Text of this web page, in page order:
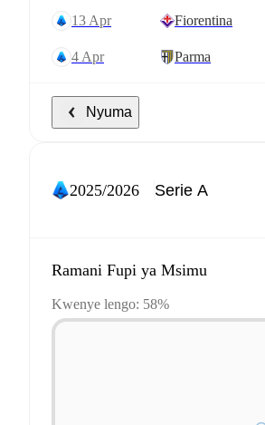
13 Apr Fiorentina
4 Apr Parma
Nyuma
2025/2026
Ramani Fupi ya Msimu
Kwenye lengo: 58%